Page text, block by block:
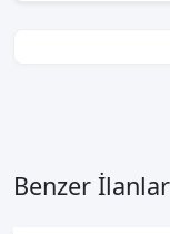
Benzer İlanlar